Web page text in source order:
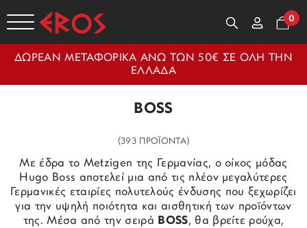
0
ΔΩΡΕΑΝ ΜΕΤΑΦΟΡΙΚΑ ΑΝΩ ΤΩΝ 50€ ΣΕ ΟΛΗ ΤΗΝ
ΕΛΛΑΔΑ
BOSS
(393 ΠΡΟΪΟΝΤΑ)
Με έδρα το Metzigen της Γερμανίας, ο οίκος μόδας
Hugo Boss αποτελεί μια από τις πλέον μεγαλύτερες
Γερμανικές εταιρίες πολυτελούς ένδυσης που ξεχωρίζει
για την υψηλή ποιότητα και αισθητική των προϊόντων
της. Μέσα από την σειρά BOSS, θα βρείτε ρούχα,